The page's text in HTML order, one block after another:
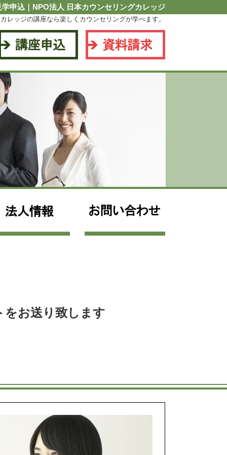
申込｜NPO法人 日本カウンセリングカレッジ
レッジの講座なら楽しくカウンセリングが学べます。
をお送り致します